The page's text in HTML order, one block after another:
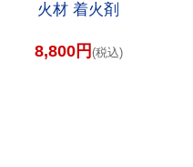
火材 着火剤
8,800円 (税込)